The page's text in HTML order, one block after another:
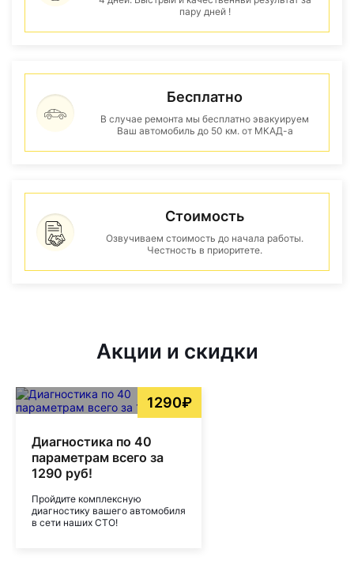
пару дней !
Бесплатно
В случае ремонта мы бесплатно эвакуируем
Ваш автомобиль до 50 км. от МКАД-а
Стоимость
Озвучиваем стоимость до начала работы.
Честность в приоритете.
Акции и скидки
1290₽
Диагностика по 40
параметрам всего за
1290 руб!
Пройдите комплексную
диагностику вашего автомобиля
в сети наших СТО!